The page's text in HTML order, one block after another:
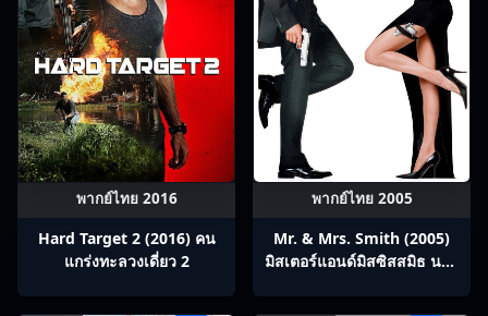
พากย์ไทย 2016
Hard Target 2 (2016) คน
แกร่งทะลวงเดี่ยว 2
พากย์ไทย 2005
Mr. & Mrs. Smith (2005)
มิสเตอร์แอนด์มิสซิสสมิธ นาย